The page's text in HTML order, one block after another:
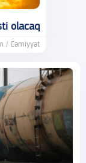
olacaq
/ Cəmiyyət